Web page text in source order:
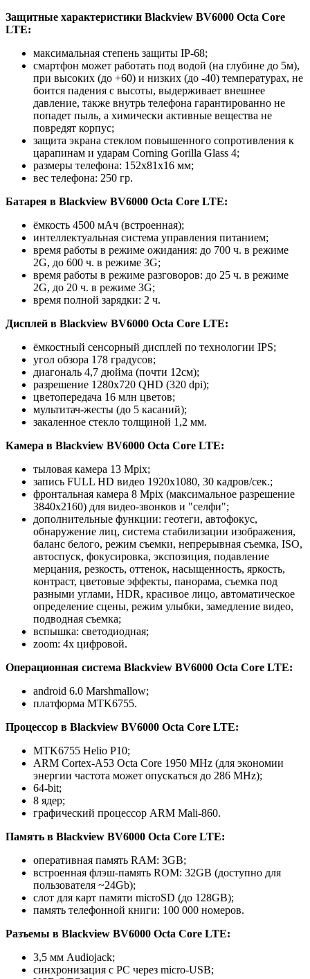
Защитные характеристики Blackview BV6000 Octa Core
LTE:
максимальная степень защиты IP-68;
смартфон может работать под водой (на глубине до 5м),
при высоких (до +60) и низких (до -40) температурах, не
боится падения с высоты, выдерживает внешнее
давление, также внутрь телефона гарантированно не
попадет пыль, а химически активные вещества не
повредят корпус;
защита экрана стеклом повышенного сопротивления к
царапинам и ударам Corning Gorilla Glass 4;
размеры телефона: 152x81x16 мм;
вес телефона: 250 гр.
Батарея в Blackview BV6000 Octa Core LTE:
ёмкость 4500 мАч (встроенная);
интеллектуальная система управления питанием;
время работы в режиме ожидания: до 700 ч. в режиме
2G, до 600 ч. в режиме 3G;
время работы в режиме разговоров: до 25 ч. в режиме
2G, до 20 ч. в режиме 3G;
время полной зарядки: 2 ч.
Дисплей в Blackview BV6000 Octa Core LTE:
ёмкостный сенсорный дисплей по технологии IPS;
угол обзора 178 градусов;
диагональ 4,7 дюйма (почти 12см);
разрешение 1280х720 QHD (320 dpi);
цветопередача 16 млн цветов;
мультитач-жесты (до 5 касаний);
закаленное стекло толщиной 1,2 мм.
Камера в Blackview BV6000 Octa Core LTE:
тыловая камера 13 Mpix;
запись FULL HD видео 1920х1080, 30 кадров/сек.;
фронтальная камера 8 Mpix (максимальное разрешение
3840х2160) для видео-звонков и "селфи";
дополнительные функции: геотеги, автофокус,
обнаружение лиц, система стабилизации изображения,
баланс белого, режим съемки, непрерывная съемка, ISO,
автоспуск, фокусировка, экспозиция, подавление
мерцания, резкость, оттенок, насыщенность, яркость,
контраст, цветовые эффекты, панорама, съемка под
разными углами, HDR, красивое лицо, автоматическое
определение сцены, режим улыбки, замедление видео,
подводная съемка;
вспышка: светодиодная;
zoom: 4х цифровой.
Операционная система Blackview BV6000 Octa Core LTE:
android 6.0 Marshmallow;
платформа MTK6755.
Процессор в Blackview BV6000 Octa Core LTE:
MTK6755 Helio P10;
ARM Cortex-A53 Octa Core 1950 MHz (для экономии
энергии частота может опускаться до 286 MHz);
64-bit;
8 ядер;
графический процессор ARM Mali-860.
Память в Blackview BV6000 Octa Core LTE:
оперативная память RAM: 3GB;
встроенная флэш-память ROM: 32GB (доступно для
пользователя ~24Gb);
слот для карт памяти microSD (до 128GB);
память телефонной книги: 100 000 номеров.
Разъемы в Blackview BV6000 Octa Core LTE:
3,5 мм Audiojack;
синхронизация с PC через micro-USB;